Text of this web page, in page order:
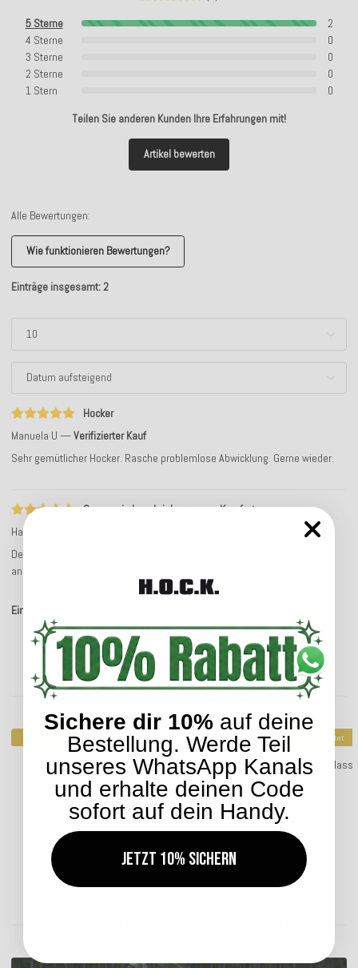
5 Sterne
2
4 Sterne
0
3 Sterne
0
2 Sterne
0
1 Stern
0
Teilen Sie anderen Kunden Ihre Erfahrungen mit!
Artikel bewerten
Alle Bewertungen:
Wie funktionieren Bewertungen?
Einträge insgesamt: 2
Hocker
Manuela U
Verifizierter Kauf
Sehr gemütlicher Hocker. Rasche problemlose Abwicklung. Gerne wieder.
Genau wie beschrieben, super Komfort
Hannah F
Der Loungehocker entspricht exakt der Beschreibung. Die Polsterung ist
angenehm und die Farbbrillanz einfach top.
Einträge insgesamt: 2
Kunden kauften dazu folgende Artikel:
Top bewertet
H.O.C.K. Classic Uni Outdoor Kissen 70x70cm in
verschiedenen Farben
39,99 €
Top bewertet
H.O.C.K.
Sichere dir 10% auf deine
Bestellung. Werde Teil
unseres WhatsApp Kanals
und erhalte deinen Code
sofort auf dein Handy.
Jetzt 10% sichern